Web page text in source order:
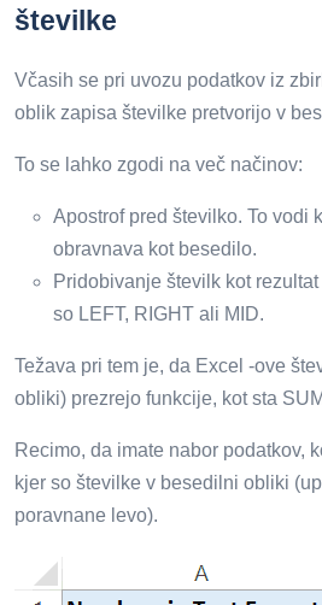
številke
Včasih se pri uvozu podatkov iz
oblik zapisa številke pretvorijo v
To se lahko zgodi na več načinov:
Apostrof pred številko. To vodi
obravnava kot besedilo.
Pridobivanje številk kot
so LEFT, RIGHT ali MID.
Težava pri tem je, da Excel -ove
obliki) prezrejo funkcije, kot sta
Recimo, da imate nabor podatkov,
kjer so številke v besedilni obliki
poravnane levo).